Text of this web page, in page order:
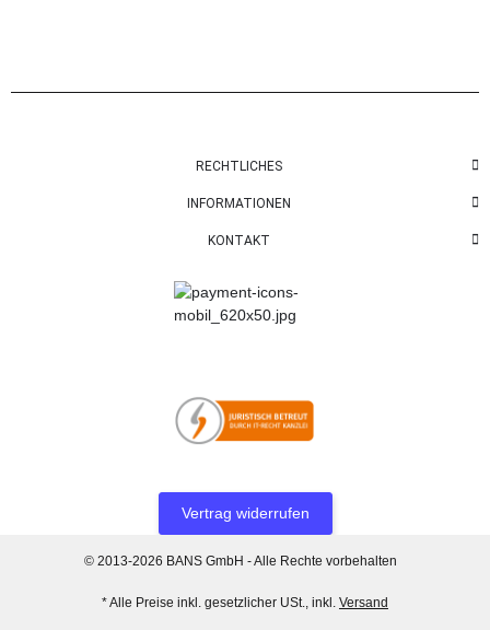
RECHTLICHES
INFORMATIONEN
KONTAKT
Vertrag widerrufen
© 2013-2026 BANS GmbH - Alle Rechte vorbehalten
* Alle Preise inkl. gesetzlicher USt., inkl. Versand